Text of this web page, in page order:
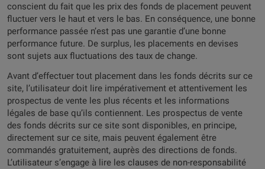
conscient du fait que les prix des fonds de placement peuvent
fluctuer vers le haut et vers le bas. En conséquence, une bonne
performance passée n’est pas une garantie d’une bonne
performance future. De surplus, les placements en devises
sont sujets aux fluctuations des taux de change.
Avant d’effectuer tout placement dans les fonds décrits sur ce
site, l’utilisateur doit lire impérativement et attentivement les
prospectus de vente les plus récents et les informations
légales de base qu’ils contiennent. Les prospectus de vente
des fonds décrits sur ce site sont disponibles, en principe,
directement sur ce site, mais peuvent également être
commandés gratuitement, auprès des directions de fonds.
L’utilisateur s’engage à lire les clauses de non-responsabilité